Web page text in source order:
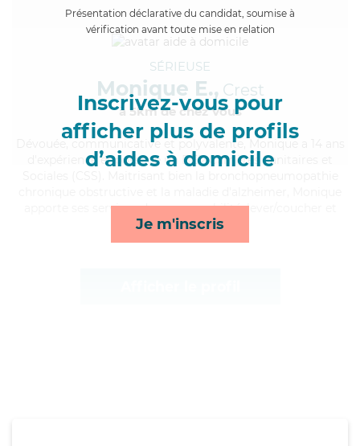
Présentation déclarative du candidat, soumise à
vérification avant toute mise en relation
Inscrivez-vous pour
afficher plus de profils
d’aides à domicile
Je m'inscris
SÉRIEUSE
Monique E., Crest
à 5km de chez Vous
, communicative et polyvalente, Monique a 14 ans
d'expérience et possède un BEP Carrières Sanitaires et
apporte ses services de repas, mobilité, lever/coucher et
courses/livraison*